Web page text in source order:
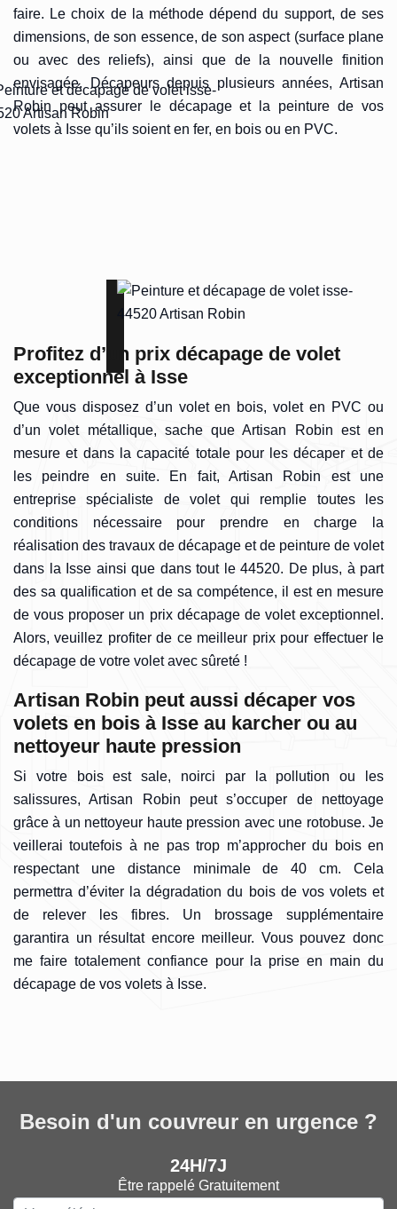
faire. Le choix de la méthode dépend du support, de ses
dimensions, de son essence, de son aspect (surface plane
ou avec des reliefs), ainsi que de la nouvelle finition
envisagée. Décapeurs depuis plusieurs années, Artisan
Robin peut assurer le décapage et la peinture de vos
volets à Isse qu’ils soient en fer, en bois ou en PVC.
Profitez d’un prix décapage de volet
exceptionnel à Isse
Que vous disposez d’un volet en bois, volet en PVC ou
d’un volet métallique, sache que Artisan Robin est en
mesure et dans la capacité totale pour les décaper et de
les peindre en suite. En fait, Artisan Robin est une
entreprise spécialiste de volet qui remplie toutes les
conditions nécessaire pour prendre en charge la
réalisation des travaux de décapage et de peinture de volet
dans la Isse ainsi que dans tout le 44520. De plus, à part
des sa qualification et de sa compétence, il est en mesure
de vous proposer un prix décapage de volet exceptionnel.
Alors, veuillez profiter de ce meilleur prix pour effectuer le
décapage de votre volet avec sûreté !
Artisan Robin peut aussi décaper vos
volets en bois à Isse au karcher ou au
nettoyeur haute pression
Si votre bois est sale, noirci par la pollution ou les
salissures, Artisan Robin peut s’occuper de nettoyage
grâce à un nettoyeur haute pression avec une rotobuse. Je
veillerai toutefois à ne pas trop m’approcher du bois en
respectant une distance minimale de 40 cm. Cela
permettra d’éviter la dégradation du bois de vos volets et
de relever les fibres. Un brossage supplémentaire
garantira un résultat encore meilleur. Vous pouvez donc
me faire totalement confiance pour la prise en main du
décapage de vos volets à Isse.
Besoin d'un couvreur en urgence ?
24H/7J
Être rappelé Gratuitement